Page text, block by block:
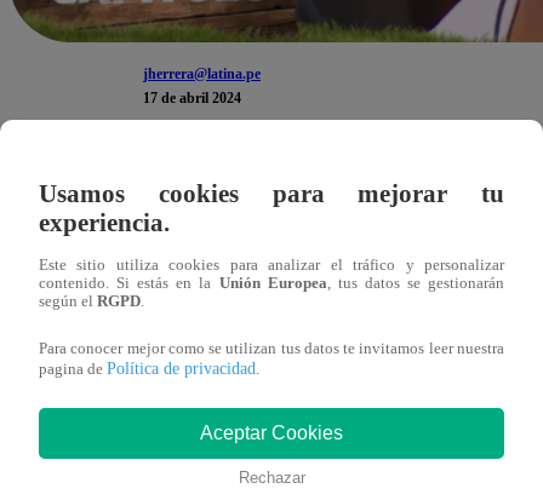
jherrera@latina.pe
17 de abril 2024
La GRAN FINAL de “ Tierra Brava” se acerca
y este
134 del programa de competencia de Canal 13 de
disfrutaron de un repaso por sus mejores momentos
TE PUEDE INTERESAR | Tierra Brava
la competencia tras romperse la nariz
En el adelanto del nuevo episodio, se puede ver cómo
para dar una importante noticia que sorprenderá a más
finalistas. Gabrieli y ‘La Botota Fox’ tendrán que
Usamos cookies para mejorar tu
experiencia.
Este sitio utiliza cookies para analizar el tráfico y personalizar
contenido. Si estás en la Unión Europea, tus datos se gestionarán
según el RGPD.
Para conocer mejor como se utilizan tus datos te invitamos leer nuestra
pagina de Política de privacidad.
Aceptar Cookies
Rechazar